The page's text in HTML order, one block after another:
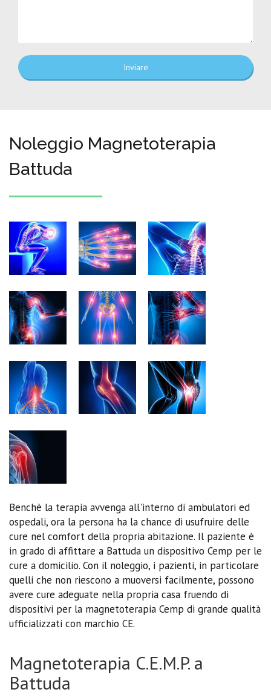
Inviare
Noleggio Magnetoterapia
Battuda
Benchè la terapia avvenga all'interno di ambulatori ed
ospedali, ora la persona ha la chance di usufruire delle
cure nel comfort della propria abitazione. Il paziente è
in grado di affittare a Battuda un dispositivo Cemp per le
cure a domicilio. Con il noleggio, i pazienti, in particolare
quelli che non riescono a muoversi facilmente, possono
avere cure adeguate nella propria casa fruendo di
dispositivi per la magnetoterapia Cemp di grande qualità
ufficializzati con marchio CE.
Magnetoterapia C.E.M.P. a
Battuda